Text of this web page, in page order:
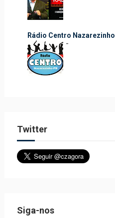
Rádio Centro Nazarezinho
-
Twitter
Siga-nos